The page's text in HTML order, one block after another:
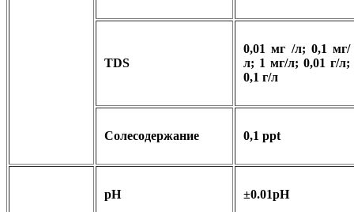
TDS
0,01 мг /л; 0,1 мг/
л; 1 мг/л; 0,01 г/л;
0,1 г/л
Солесодержание 0,1 ppt
pH ±0.01pH